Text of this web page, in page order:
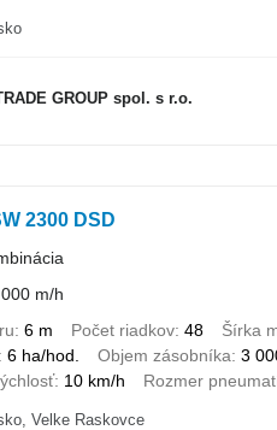
GROUP spol. s r.o.
2300 DSD
m/h
6 m Počet riadkov 48 Šírka
6 ha/hod. Objem zásobníka 3
10 km/h Rozmer
Velke Raskovce